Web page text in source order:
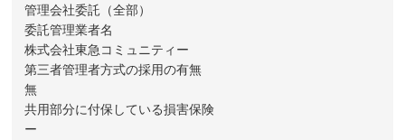
管理会社委託（全部）
委託管理業者名
株式会社東急コミュニティー
第三者管理者方式の採用の有無
無
共用部分に付保している損害保険
ー